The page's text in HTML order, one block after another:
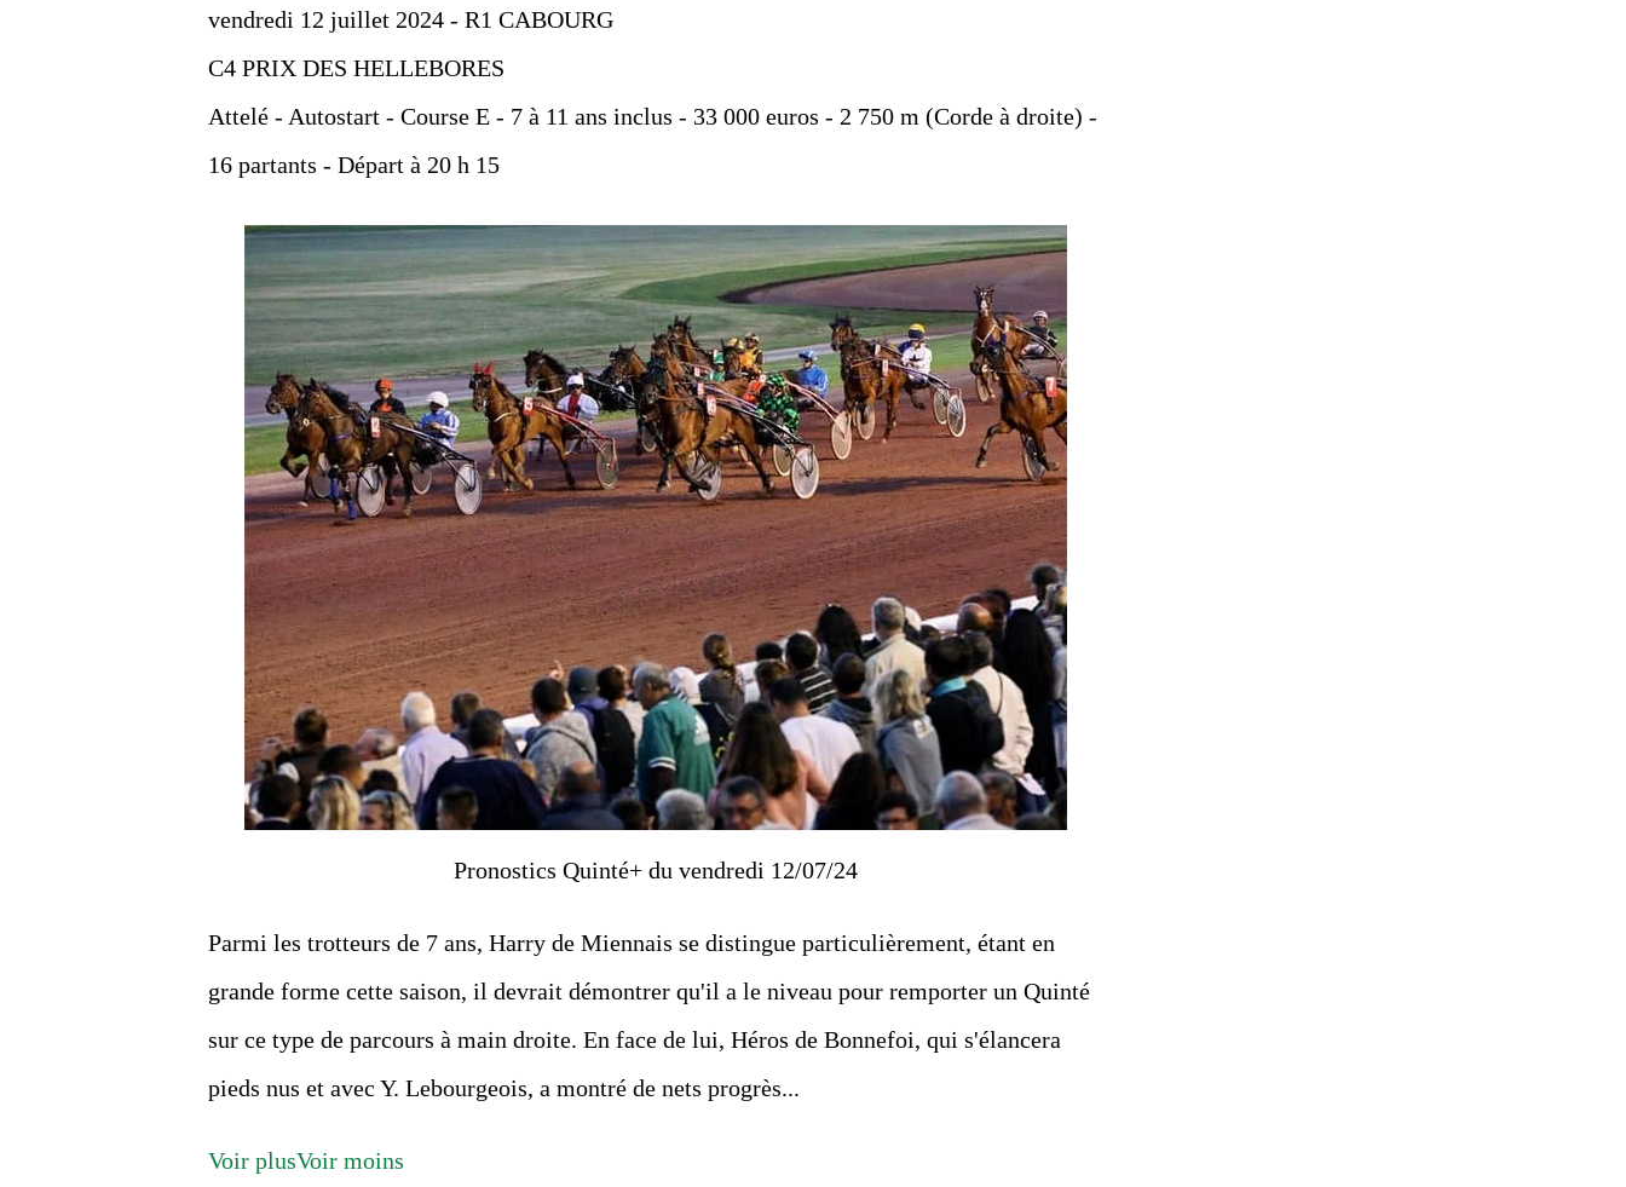
vendredi 12 juillet 2024 - R1 CABOURG
C4 PRIX DES HELLEBORES
Attelé - Autostart - Course E - 7 à 11 ans inclus - 33 000 euros - 2 750 m (Corde à droite) -
16 partants - Départ à 20 h 15
Pronostics Quinté+ du vendredi 12/07/24
Parmi les trotteurs de 7 ans, Harry de Miennais se distingue particulièrement, étant en
grande forme cette saison, il devrait démontrer qu'il a le niveau pour remporter un Quinté
sur ce type de parcours à main droite. En face de lui, Héros de Bonnefoi, qui s'élancera
pieds nus et avec Y. Lebourgeois, a montré de nets progrès...
Voir plusVoir moins